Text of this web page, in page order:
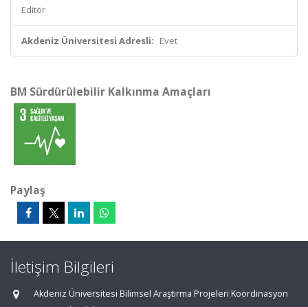
Editör
Akdeniz Üniversitesi Adresli: Evet
BM Sürdürülebilir Kalkınma Amaçları
Paylaş
İletişim Bilgileri
Akdeniz Üniversitesi Bilimsel Araştırma Projeleri Koordinasyon